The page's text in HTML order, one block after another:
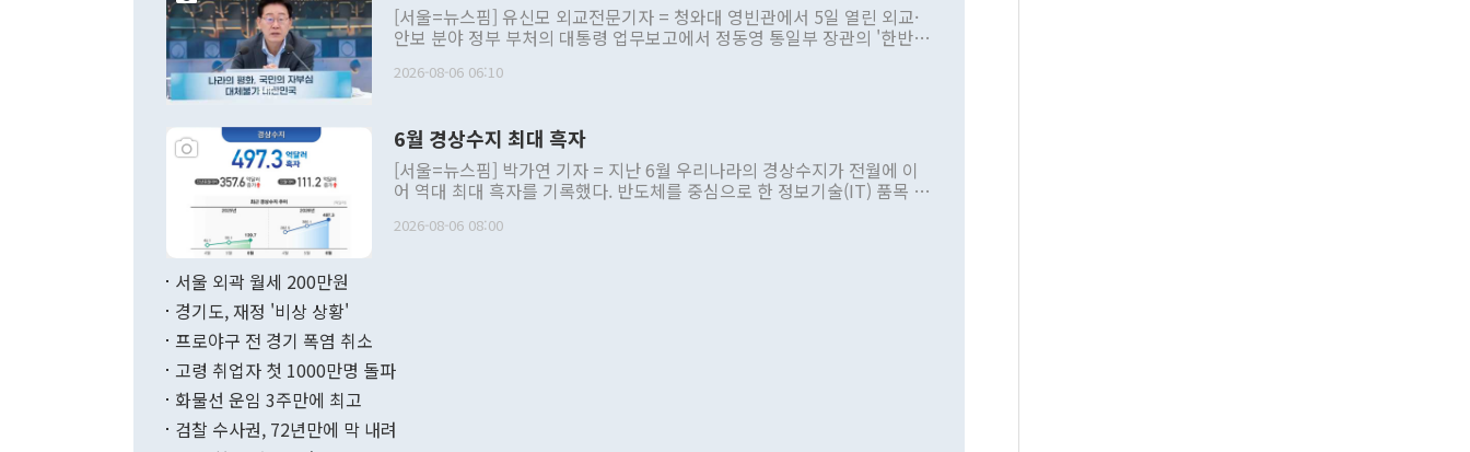
[서울=뉴스핌] 유신모 외교전문기자 = 청와대 영빈관에서 5일 열린 외교·
안보 분야 정부 부처의 대통령 업무보고에서 정동영 통일부 장관의 '한반도
발언 중에는 정부 내 조율을 거치지 않은 사안을 정책으로 추진하겠다고 공
주의적 희망에 근거한 비현실적 구상'이라는 비판을 내놨다. 그동안 정 장
관의 대북 정책 관련 발언이 물의를 빚은 적은 여러 번 있지만 대통령과 유
관 부처 장관이 공개적으로 부정적 입장을 표명한 것은 이례적이다. 정 장
관의 무리한 대북 접근법과 월권을 제어해야 한다는 목소리도 높아지고 있
다. [정동영 통일부 장관이 지난달 23일 오후 서울 종로구 정부서울청사에
무너졌다고도 했다. 또 "현 시점에서 흘러간 선(先)비핵화만 되뇌는 것은
함께 4자 대화의 동력을 확보하기 위해 최선을 다할 것"이라고 말했다. 하
2026-08-06 06:10
6월 경상수지 최대 흑자
[서울=뉴스핌] 박가연 기자 = 지난 6월 우리나라의 경상수지가 전월에 이
어 역대 최대 흑자를 기록했다. 반도체를 중심으로 한 정보기술(IT) 품목 수
료=한국은행] 한국은행이 6일 발표한 '2026년 6월 국제수지(잠정)'에 따르
며 월간 기준 처음으로 1000억달러를 넘어섰다. 상품수입은 644억8000만
196.9% 급증했고 컴퓨터·주변기기(SSD)는 282.7% 증가했다. IT 품목
수출은 160.4% 늘었으며 비IT 품목도 ▲석유제품(47.5%) ▲화공품
2026-08-06 08:00
서울 외곽 월세 200만원
경기도, 재정 '비상 상황'
프로야구 전 경기 폭염 취소
고령 취업자 첫 1000만명 돌파
화물선 운임 3주만에 최고
검찰 수사권, 72년만에 막 내려